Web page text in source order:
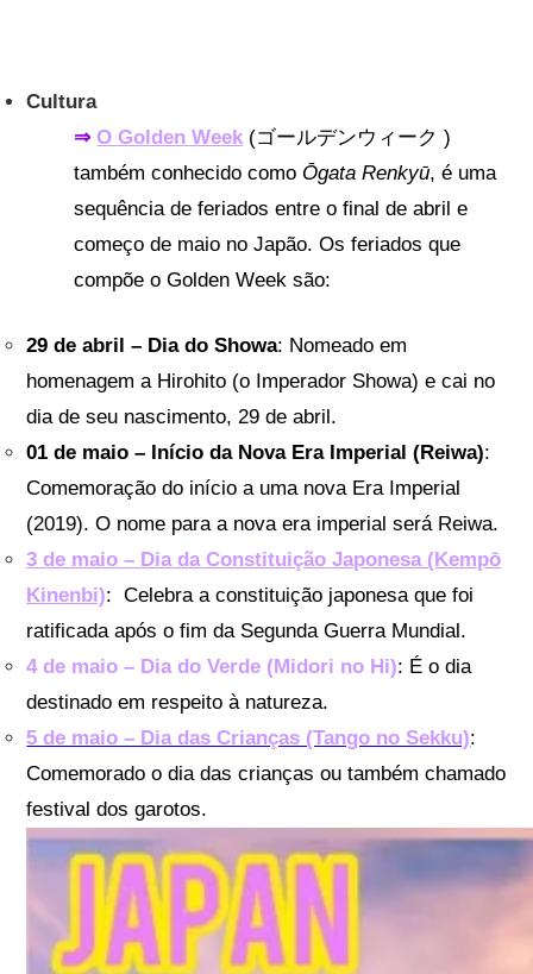
Cultura
⇒O Golden Week (ゴールデンウィーク )
também conhecido como Ōgata Renkyū, é uma
sequência de feriados entre o final de abril e
começo de maio no Japão. Os feriados que
compõe o Golden Week são:
29 de abril – Dia do Showa: Nomeado em
homenagem a Hirohito (o Imperador Showa) e cai no
dia de seu nascimento, 29 de abril.
01 de maio – Início da Nova Era Imperial (Reiwa):
Comemoração do início a uma nova Era Imperial
(2019). O nome para a nova era imperial será Reiwa.
3 de maio – Dia da Constituição Japonesa (Kempō
Kinenbi): Celebra a constituição japonesa que foi
ratificada após o fim da Segunda Guerra Mundial.
4 de maio – Dia do Verde (Midori no Hi): É o dia
destinado em respeito à natureza.
5 de maio – Dia das Crianças (Tango no Sekku):
Comemorado o dia das crianças ou também chamado
festival dos garotos.